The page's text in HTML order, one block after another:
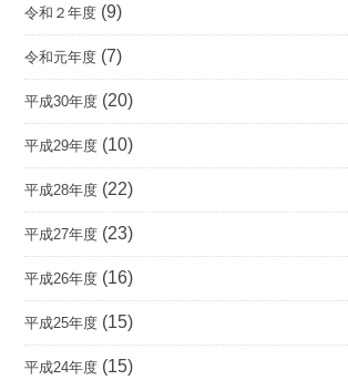
令和２年度 (9)
令和元年度 (7)
平成30年度 (20)
平成29年度 (10)
平成28年度 (22)
平成27年度 (23)
平成26年度 (16)
平成25年度 (15)
平成24年度 (15)